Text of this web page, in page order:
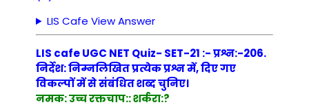
LIS Cafe View Answer
LIS cafe UGC NET Quiz- SET-21 :- प्रश्न:-206.
निर्देश: निम्नलिखित प्रत्येक प्रश्न में, दिए गए
विकल्पों में से संबंधित शब्द चुनिए।
नमक: उच्च रक्तचाप:: शर्करा:?